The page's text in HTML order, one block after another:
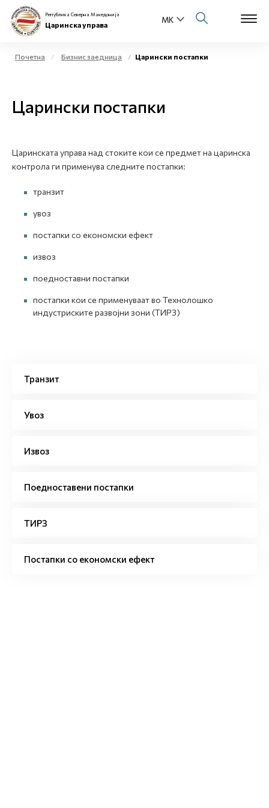
Физички лица
Бизнис заедница
Контакт
Република Северна Македонија
Царинска управа
Почетна Бизнис заедница Царински постапки
Царински постапки
Царинската управа над стоките кои се предмет на царинска
контрола ги применува следните постапки:
транзит
увоз
постапки со економски ефект
извоз
поедноставни постапки
постапки кои се применуваат во Технолошко
индустриските развојни зони (ТИРЗ)
Транзит
Увоз
Извоз
Поедноставени постапки
ТИРЗ
Постапки со економски ефект